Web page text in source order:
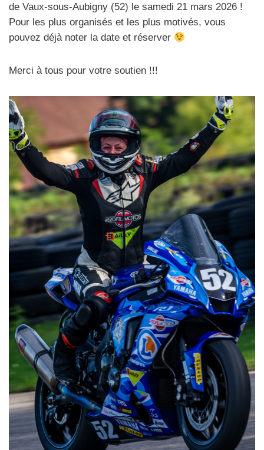
de Vaux-sous-Aubigny (52) le samedi 21 mars 2026 !
Pour les plus organisés et les plus motivés, vous
pouvez déjà noter la date et réserver
Merci à tous pour votre soutien !!!